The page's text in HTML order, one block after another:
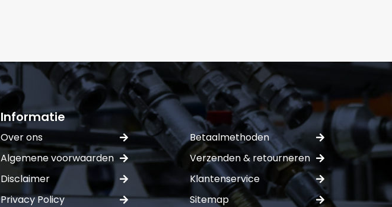
Informatie
Over ons
Algemene voorwaarden
Disclaimer
Privacy Policy
Betaalmethoden
Verzenden & retourneren
Klantenservice
Sitemap